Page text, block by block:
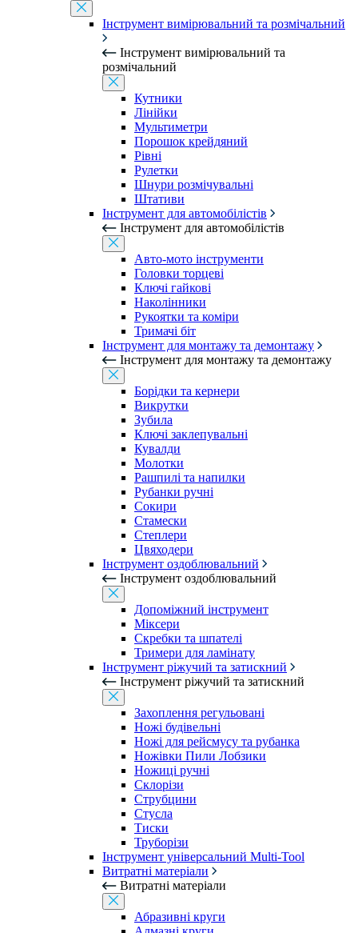
Інструмент вимірювальний та розмічальний
Інструмент вимірювальний та
розмічальний
Кутники
Лінійки
Мультиметри
Порошок крейдяний
Рівні
Рулетки
Шнури розмічувальні
Штативи
Інструмент для автомобілістів
Інструмент для автомобілістів
Авто-мото інструменти
Головки торцеві
Ключі гайкові
Наколінники
Рукоятки та коміри
Тримачі біт
Інструмент для монтажу та демонтажу
Інструмент для монтажу та демонтажу
Борідки та кернери
Викрутки
Зубила
Ключі заклепувальні
Кувалди
Молотки
Рашпилі та напилки
Рубанки ручні
Сокири
Стамески
Степлери
Цвяходери
Інструмент оздоблювальний
Інструмент оздоблювальний
Допоміжний інструмент
Міксери
Скребки та шпателі
Тримери для ламінату
Інструмент ріжучий та затискний
Інструмент ріжучий та затискний
Захоплення регульовані
Ножі будівельні
Ножі для рейсмусу та рубанка
Ножівки Пили Лобзики
Ножиці ручні
Склорізи
Струбцини
Стусла
Тиски
Труборізи
Інструмент універсальний Multi-Tool
Витратні матеріали
Витратні матеріали
Абразивні круги